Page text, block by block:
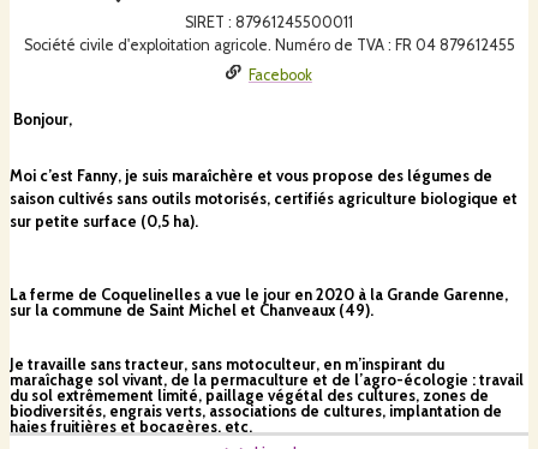
SIRET : 87961245500011
Société civile d'exploitation agricole. Numéro de TVA : FR 04 879612455
Facebook
Bonjour,
Moi c’est Fanny, je suis maraîchère et vous propose des légumes de
saison cultivés sans outils motorisés, certifiés agriculture biologique et
sur petite surface (0,5 ha).
La ferme de Coquelinelles a vue le jour en 2020 à la Grande Garenne,
sur la commune de Saint Michel et Chanveaux (49).
Je travaille sanstracteur, sans motoculteur, en m’inspirant du
maraîchage sol vivant, de la permaculture et de l’agro-écologie : travail
du sol extrêmement limité, paillage végétal des cultures, zones de
biodiversités, engrais verts, associations de cultures, implantation de
haies fruitières et bocagères, etc.
Et évidemment,aucun engrais chimique ou pesticide ! Ici tout est bio et